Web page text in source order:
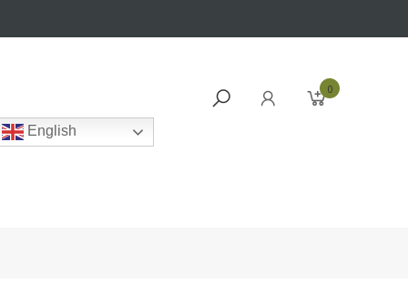
English
0